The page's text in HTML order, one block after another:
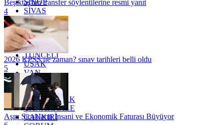
SİNOP
SİVAS
SİİRT
TEKİRDAĞ
TOKAT
TRABZON
TUNCELİ
UŞAK
VAN
YALOVA
YOZGAT
ZONGULDAK
ÇANAKKALE
ÇANKIRI
Beşiktaş'tan transfer söylentilerine resmi yanıt
4
2026 KPSS ne zaman? sınav tarihleri belli oldu
5
Aşırı Sıcakların İnsani ve Ekonomik Faturası Büyüyor